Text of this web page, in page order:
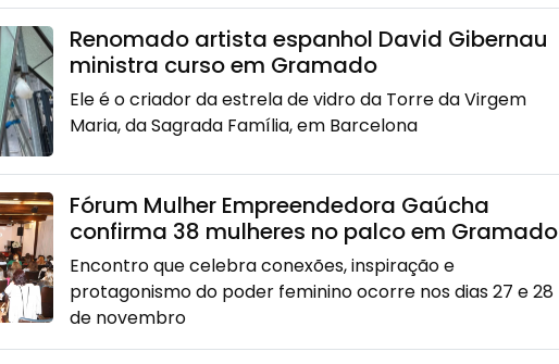
Renomado artista espanhol David Gibernau
ministra curso em Gramado
Ele é o criador da estrela de vidro da Torre da Virgem
Maria, da Sagrada Família, em Barcelona
Fórum Mulher Empreendedora Gaúcha
confirma 38 mulheres no palco em Gramado
Encontro que celebra conexões, inspiração e
protagonismo do poder feminino ocorre nos dias 27 e 28
de novembro